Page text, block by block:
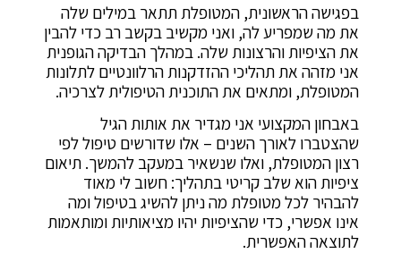
בפגישה הראשונית, המטופלת תתאר במילים שלה
את מה שמפריע לה, ואני מקשיב בקשב רב כדי להבין
את הציפיות והרצונות שלה. במהלך הבדיקה הגופנית
אני מזהה את תהליכי ההזדקנות הרלוונטיים לתלונות
המטופלת, ומתאים את התוכנית הטיפולית לצרכיה.
באבחון המקצועי אני מגדיר את אותות הגיל
שהצטברו לאורך השנים – אלו שדורשים טיפול לפי
רצון המטופלת, ואלו שנשאיר במעקב להמשך. תיאום
ציפיות הוא שלב קריטי בתהליך: חשוב לי מאוד
להבהיר לכל מטופלת מה ניתן להשיג בטיפול ומה
אינו אפשרי, כדי שהציפיות יהיו מציאותיות ומותאמות
לתוצאה האפשרית.